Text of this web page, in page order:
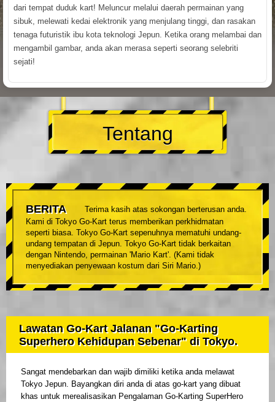
dari tempat duduk kart! Meluncur melalui daerah permainan yang
sibuk, melewati kedai elektronik yang menjulang tinggi, dan rasakan
tenaga futuristik ibu kota teknologi Jepun. Ketika orang melambai dan
mengambil gambar, anda akan merasa seperti seorang selebriti
sejati!
Tentang
BERITA
Terima kasih atas sokongan berterusan anda.
Kami di Tokyo Go-Kart terus memberikan perkhidmatan
seperti biasa. Tokyo Go-Kart sepenuhnya mematuhi undang-
undang tempatan di Jepun. Tokyo Go-Kart tidak berkaitan
dengan Nintendo, permainan 'Mario Kart'. (Kami tidak
menyediakan penyewaan kostum dari Siri Mario.)
Lawatan Go-Kart Jalanan "Go-Karting
Superhero Kehidupan Sebenar" di Tokyo.
Sangat mendebarkan dan wajib dimiliki ketika anda melawat
Tokyo Jepun. Bayangkan diri anda di atas go-kart yang dibuat
khas untuk merealisasikan Pengalaman Go-Karting SuperHero